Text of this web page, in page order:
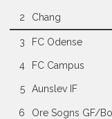
2 Chang
3 FC Odense
4 FC Campus
5 Aunslev IF
6